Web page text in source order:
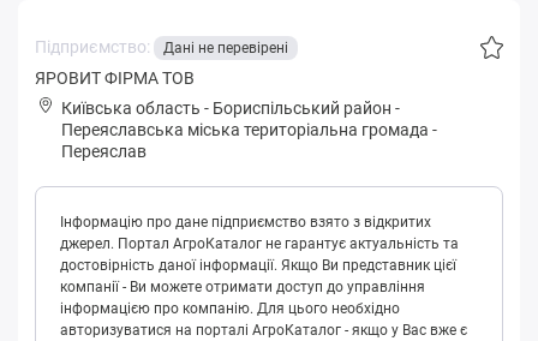
Підприємство: Дані не перевірені
ЯРОВИТ ФІРМА ТОВ
Київська область - Бориспільський район -
Пepeяслaвськa міська територіальна громада -
Переяслав
Інформацію про дане підприємство взято з відкритих
джерел. Портал АгроКаталог не гарантує актуальність та
достовірність даної інформації. Якщо Ви представник цієї
компанії - Ви можете отримати доступ до управління
інформацією про компанію. Для цього необхідно
авторизуватися на порталі АгроКаталог - якщо у Вас вже є